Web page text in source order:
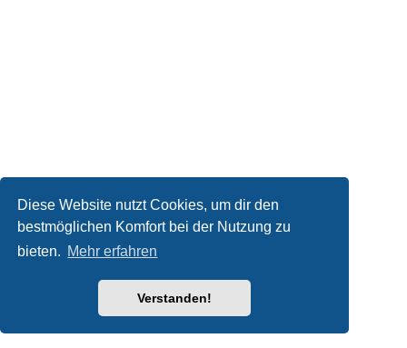
Diese Website nutzt Cookies, um dir den
bestmöglichen Komfort bei der Nutzung zu
bieten. Mehr erfahren
Verstanden!